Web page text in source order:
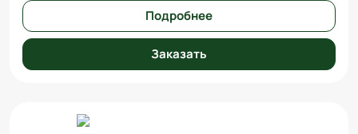
Подробнее
Заказать